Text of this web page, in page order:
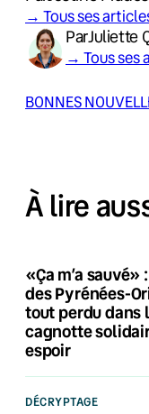
→ Tous ses
ParJuliette
→ Tous ses
BONNES
À lire
«Ça m’a
des Pyrénées-
tout perdu dans
cagnotte
espoir
DÉCRYPTAGE